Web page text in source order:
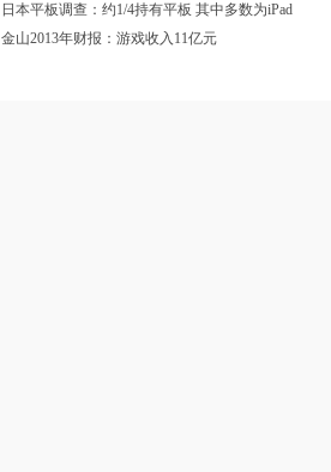
日本平板调查：约1/4持有平板 其中多数为iPad
金山2013年财报：游戏收入11亿元